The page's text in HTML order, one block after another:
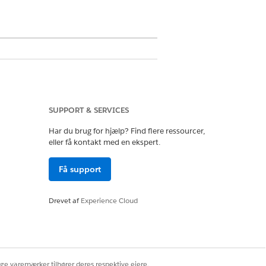
findes et match, tildeler reglen
bruger. Hvis tildelingsreglen
til en supportrepræsentant.
supplerer hinanden og
til en kø (Ejer = Kø) til den
køer, så Omnichannel kan
SUPPORT & SERVICES
Har du brug for hjælp? Find flere ressourcer,
eller få kontakt med en ekspert.
Få support
Drevet afExperience Cloud
varemærker tilhører deres respektive ejere.